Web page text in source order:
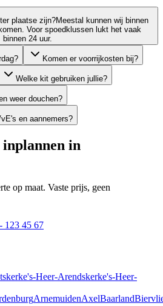
plaatse zijn?Meestal kunnen wij binnen
Voor spoedklussen lukt het vaak
binnen 24 uur.
Komen er voorrijkosten bij?
Welke kit gebruiken jullie?
weer douchen?
en aannemers?
in
op maat. Vaste prijs, geen
123 45 67
's-Heer-Arendskerke's-Heer-
ArnemuidenAxelBaarland